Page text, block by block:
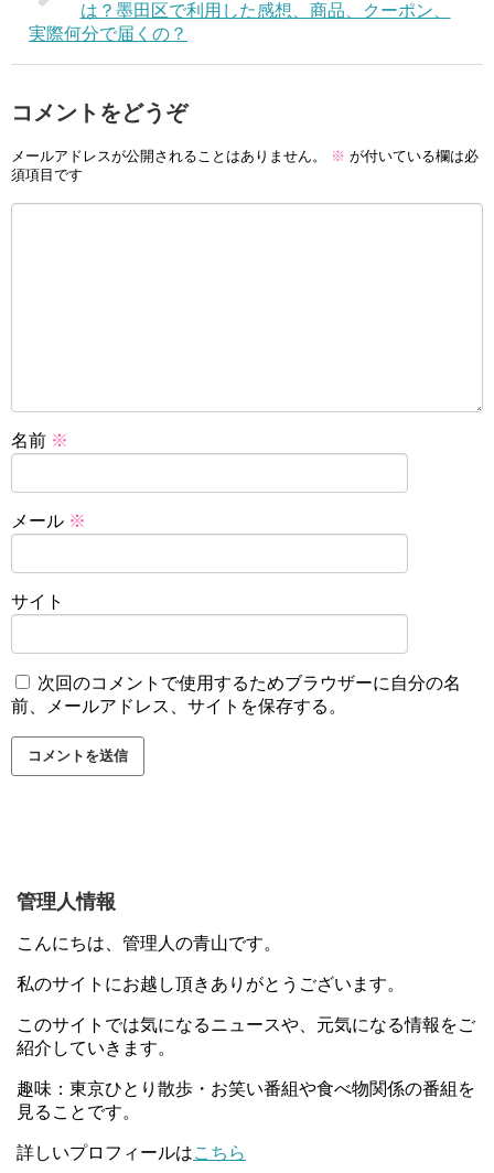
は？墨田区で利用した感想、商品、クーポン、
実際何分で届くの？
コメントをどうぞ
メールアドレスが公開されることはありません。 ※ が付いている欄は必
須項目です
名前 ※
メール ※
サイト
次回のコメントで使用するためブラウザーに自分の名
前、メールアドレス、サイトを保存する。
管理人情報
こんにちは、管理人の青山です。
私のサイトにお越し頂きありがとうございます。
このサイトでは気になるニュースや、元気になる情報をご
紹介していきます。
趣味：東京ひとり散歩・お笑い番組や食べ物関係の番組を
見ることです。
詳しいプロフィールはこちら